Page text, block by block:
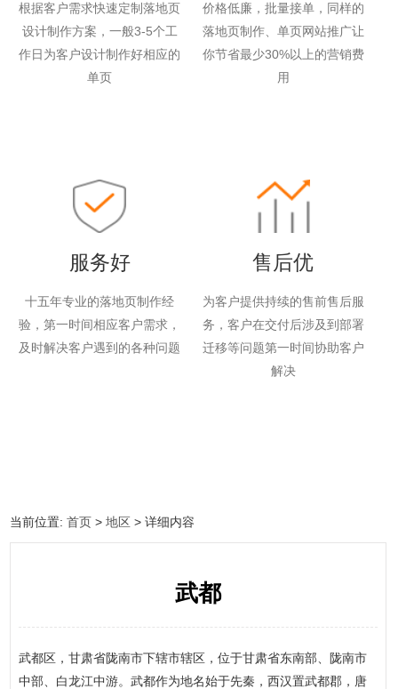
根据客户需求快速定制落地页
设计制作方案，一般3-5个工
作日为客户设计制作好相应的
单页
价格低廉，批量接单，同样的
落地页制作、单页网站推广让
你节省最少30%以上的营销费
用
服务好
十五年专业的落地页制作经
验，第一时间相应客户需求，
及时解决客户遇到的各种问题
售后优
为客户提供持续的售前售后服
务，客户在交付后涉及到部署
迁移等问题第一时间协助客户
解决
当前位置:首页 >地区 > 详细内容
武都
武都区，甘肃省陇南市下辖市辖区，位于甘肃省东南部、陇南市
中部、白龙江中游。武都作为地名始于先秦，西汉置武都郡，唐